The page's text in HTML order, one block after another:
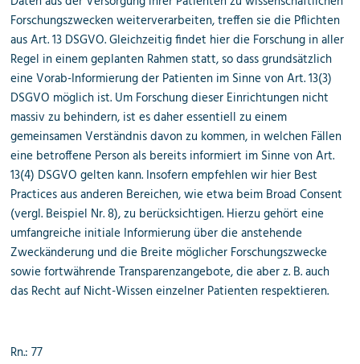
Forschungszwecken weiterverarbeiten, treffen sie die Pflichten
aus Art. 13 DSGVO. Gleichzeitig findet hier die Forschung in aller
Regel in einem geplanten Rahmen statt, so dass grundsätzlich
eine Vorab-Informierung der Patienten im Sinne von Art. 13(3)
DSGVO möglich ist. Um Forschung dieser Einrichtungen nicht
massiv zu behindern, ist es daher essentiell zu einem
gemeinsamen Verständnis davon zu kommen, in welchen Fällen
eine betroffene Person als bereits informiert im Sinne von Art.
13(4) DSGVO gelten kann. Insofern empfehlen wir hier Best
Practices aus anderen Bereichen, wie etwa beim Broad Consent
(vergl. Beispiel Nr. 8), zu berücksichtigen. Hierzu gehört eine
umfangreiche initiale Informierung über die anstehende
Zweckänderung und die Breite möglicher Forschungszwecke
sowie fortwährende Transparenzangebote, die aber z. B. auch
das Recht auf Nicht-Wissen einzelner Patienten respektieren.
Rn.: 77